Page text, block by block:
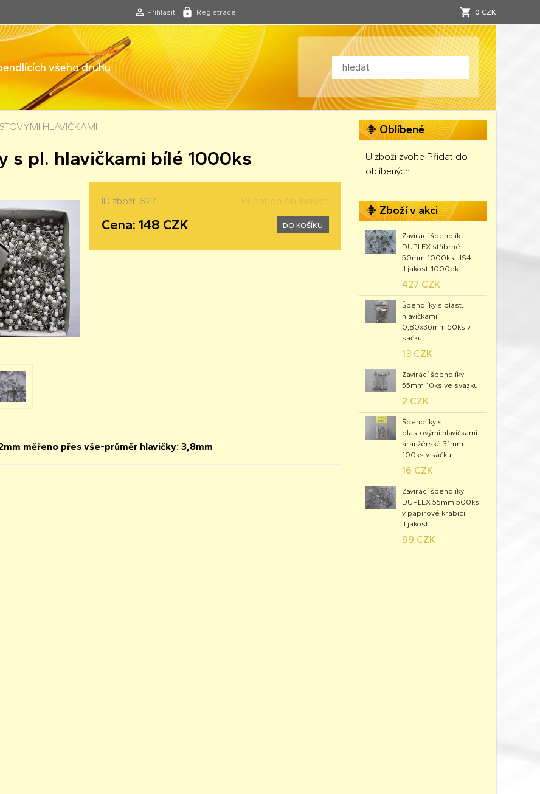
Přihlásit Registrace 0 CZK
všeho druhu
HLAVIČKAMI
s pl. hlavičkami bílé 1000ks
ID zboží: 627 Přidat do oblíbených
Cena: 148 CZK DO KOŠÍKU
měřeno přes vše-průměr hlavičky: 3,8mm
Oblíbené
U zboží zvolte Přidat do
oblíbených.
Zboží v akci
Zavírací špendlík
DUPLEX stříbrné
50mm 1000ks; JS4-
II.jakost-1000pk
427 CZK
Špendlíky s plast.
hlavičkami
0,80x36mm 50ks v
sáčku
13 CZK
Zavírací špendlíky
55mm 10ks ve svazku
2 CZK
Špendlíky s
plastovými hlavičkami
aranžérské 31mm
100ks v sáčku
16 CZK
Zavírací špendlíky
DUPLEX 55mm 500ks
v papírové krabici
II.jakost
99 CZK